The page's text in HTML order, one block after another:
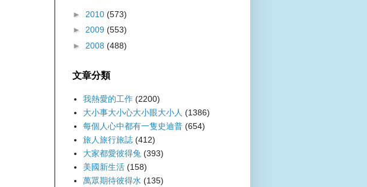
► 2010 (573)
► 2009 (553)
► 2008 (488)
文章分類
我熱愛的工作 (2200)
大小事大小心大小眼大小人 (1386)
每個人心中都有一隻史迪普 (654)
旅人旅行旅誌 (412)
大家都愛彼得兔 (393)
美國新生活 (158)
萬眾期待彼得水 (135)